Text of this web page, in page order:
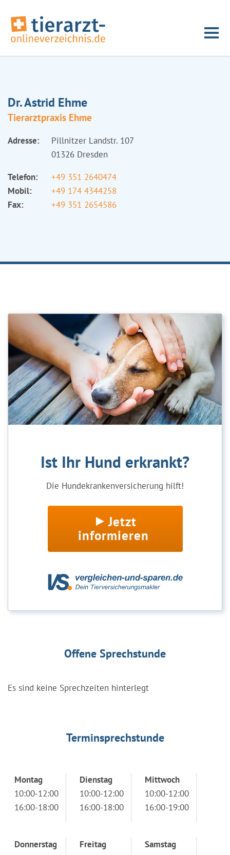
Dr. Astrid Ehme
Tierarztpraxis Ehme
Adresse:
Pillnitzer Landstr. 107
01326 Dresden
Telefon:
+49 351 2640474
Mobil:
+49 174 4344258
Fax:
+49 351 2654586
Ist Ihr Hund erkrankt?
Die Hundekrankenversicherung hilft!
Jetzt
informieren
Offene Sprechstunde
Es sind keine Sprechzeiten hinterlegt
Terminsprechstunde
Montag
10:00-12:00
16:00-18:00
Dienstag
10:00-12:00
16:00-18:00
Mittwoch
10:00-12:00
16:00-19:00
Donnerstag
Freitag
Samstag